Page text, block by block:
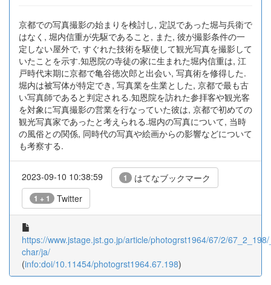
京都での写真撮影の始まりを検討し, 定説であった堀与兵衛で
はなく, 堀内信重が先駆であること, また, 彼が撮影条件の一
定しない屋外で, すぐれた技術を駆使して観光写真を撮影して
いたことを示す.知恩院の寺徒の家に生まれた堀内信重は, 江
戸時代末期に京都で亀谷徳次郎と出会い, 写真術を修得した.
堀内は被写体が特定でき, 写真業を生業とした, 京都で最も古
い写真師であると判定される.知恩院を訪れた参拝客や観光客
を対象に写真撮影の営業を行なっていた彼は, 京都で初めての
観光写真家であったと考えられる.堀内の写真について, 当時
の風俗との関係, 同時代の写真や絵画からの影響などについて
も考察する.
2023-09-10 10:38:59 1 はてなブックマーク
1 + 1 Twitter
https://www.jstage.jst.go.jp/article/photogrst1964/67/2/
char/ja/
(info:doi/10.11454/photogrst1964.67.198)